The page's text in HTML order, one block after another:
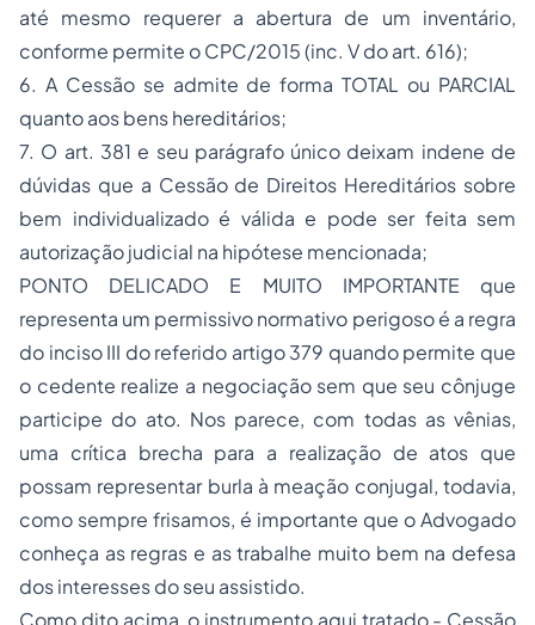
até mesmo requerer a abertura de um inventário,
conforme permite o CPC/2015 (inc. V do art. 616);
6. A Cessão se admite de forma TOTAL ou PARCIAL
quanto aos bens hereditários;
7. O art. 381 e seu parágrafo único deixam indene de
dúvidas que a Cessão de Direitos Hereditários sobre
bem individualizado é válida e pode ser feita sem
autorização judicial na hipótese mencionada;
PONTO DELICADO E MUITO IMPORTANTE que
representa um permissivo normativo perigoso é a regra
do inciso III do referido artigo 379 quando permite que
o cedente realize a negociação sem que seu cônjuge
participe do ato. Nos parece, com todas as vênias,
uma crítica brecha para a realização de atos que
possam representar burla à meação conjugal, todavia,
como sempre frisamos, é importante que o Advogado
conheça as regras e as trabalhe muito bem na defesa
dos interesses do seu assistido.
Como dito acima, o instrumento aqui tratado - Cessão